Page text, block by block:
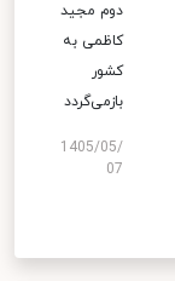
دوم مجید
کاظمی به
کشور
بازمی‌گردد
1405/05/
07